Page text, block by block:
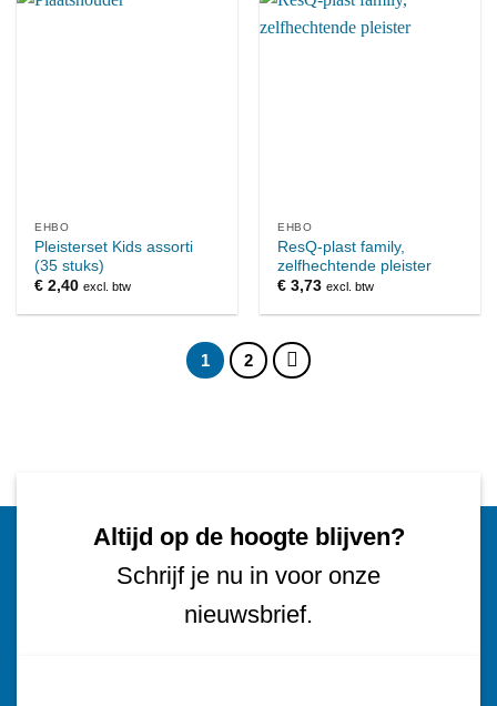
EHBO
Pleisterset Kids assorti
(35 stuks)
€ 2,40 excl. btw
EHBO
ResQ-plast family,
zelfhechtende pleister
€ 3,73 excl. btw
1 2
Altijd op de hoogte blijven?
Schrijf je nu in voor onze
nieuwsbrief.